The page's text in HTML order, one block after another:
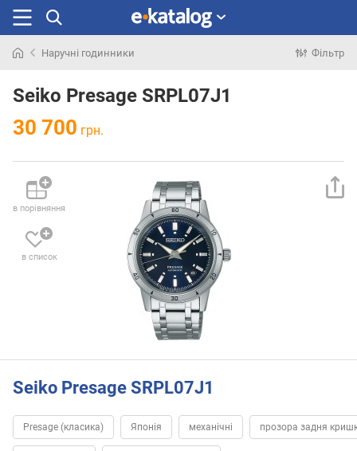
раніше
Наручні годинники Фільтр
Seiko Presage SRPL07J1
30 700 грн.
в порівняння
в список
Seiko Presage SRPL07J1
Presage (класика) Японія механічні прозора задня